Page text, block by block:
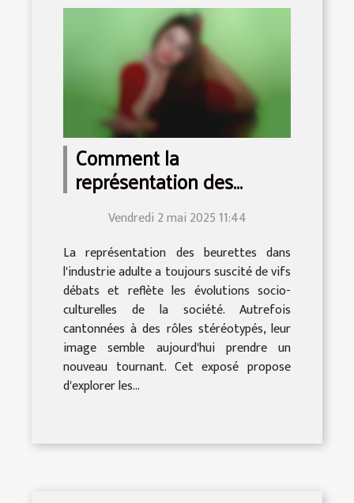
Comment la
représentation des
beurettes a évolué dans
l'industrie adulte
Vendredi 2 mai 2025 11:44
La représentation des beurettes dans
l'industrie adulte a toujours suscité de vifs
débats et reflète les évolutions socio-
culturelles de la société. Autrefois
cantonnées à des rôles stéréotypés, leur
image semble aujourd'hui prendre un
nouveau tournant. Cet exposé propose
d'explorer les...